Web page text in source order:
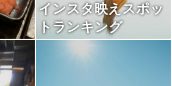
インスタ映えスポッ
トランキング